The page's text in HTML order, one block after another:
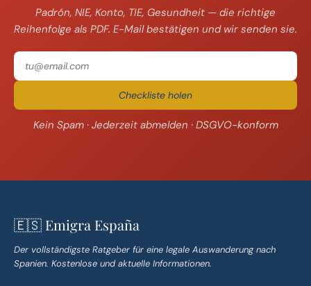
Padrón, NIE, Konto, TIE, Gesundheit — die richtige
Reihenfolge als PDF. E-Mail bestätigen und wir senden sie.
Checkliste holen
Kein Spam · Jederzeit abmelden · DSGVO-konform
🇪🇸 Emigra España
Der vollständigste Ratgeber für eine legale Auswanderung nach
Spanien. Kostenlose und aktuelle Informationen.